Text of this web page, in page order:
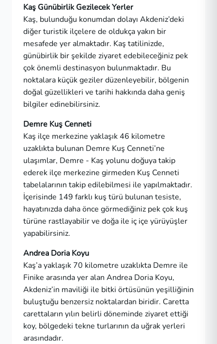
Kaş Günübirlik Gezilecek Yerler
Kaş, bulunduğu konumdan dolayı Akdeniz’deki
diğer turistik ilçelere de oldukça yakın bir
mesafede yer almaktadır. Kaş tatilinizde,
günübirlik bir şekilde ziyaret edebileceğiniz pek
çok önemli destinasyon bulunmaktadır. Bu
noktalara küçük geziler düzenleyebilir, bölgenin
doğal güzellikleri ve tarihi hakkında daha geniş
bilgiler edinebilirsiniz.
Demre Kuş Cenneti
Kaş ilçe merkezine yaklaşık 46 kilometre
uzaklıkta bulunan Demre Kuş Cenneti’ne
ulaşımlar, Demre - Kaş yolunu doğuya takip
ederek ilçe merkezine girmeden Kuş Cenneti
tabelalarının takip edilebilmesi ile yapılmaktadır.
İçerisinde 149 farklı kuş türü bulunan tesiste,
hayatınızda daha önce görmediğiniz pek çok kuş
türüne rastlayabilir ve doğa ile iç içe yürüyüşler
yapabilirsiniz.
Andrea Doria Koyu
Kaş’a yaklaşık 70 kilometre uzaklıkta Demre ile
Finike arasında yer alan Andrea Doria Koyu,
Akdeniz’in maviliği ile bitki örtüsünün yeşilliğinin
buluştuğu benzersiz noktalardan biridir. Caretta
carettaların yılın belirli döneminde ziyaret ettiği
koy, bölgedeki tekne turlarının da uğrak yerleri
arasındadır.